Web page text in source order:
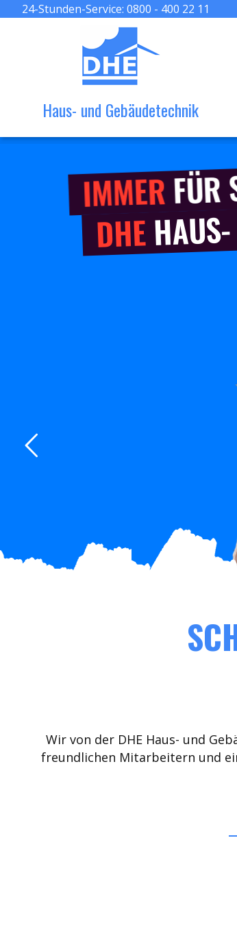
24-Stunden-Service: 0800 - 400 22 11
Haus- und Gebäudetechnik
IMMERFÜR
DHE
Wir von der DHE Haus- und
freundlichen Mitarbeitern und